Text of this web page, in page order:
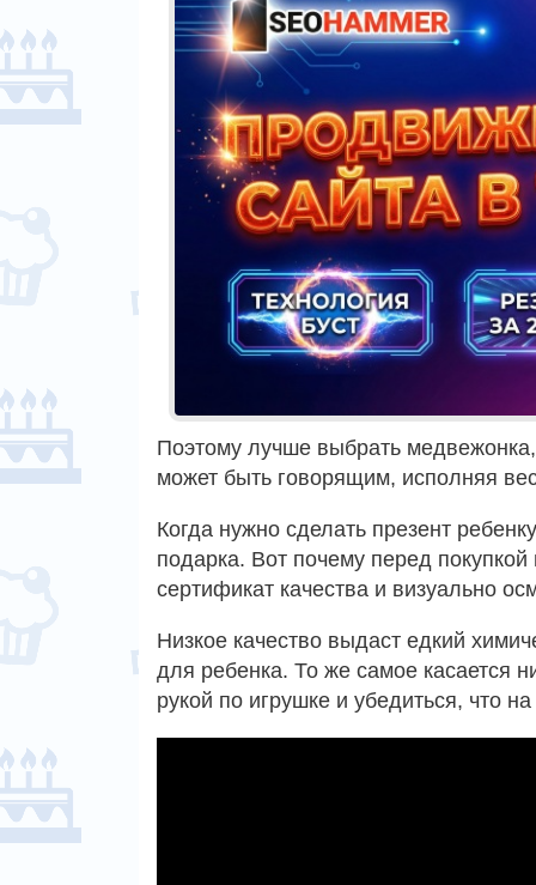
Поэтому лучше выбрать
может быть говорящим, исполняя
Когда нужно сделать презент
подарка. Вот почему перед
сертификат качества и визуально
Низкое качество выдаст едкий
для ребенка. То же самое касается
рукой по игрушке и убедиться, что